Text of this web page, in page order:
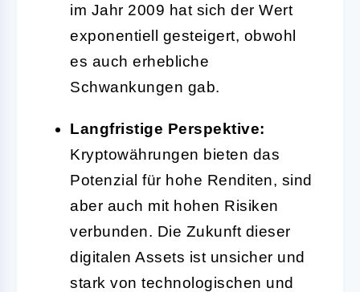
im Jahr 2009 hat sich der Wert
exponentiell gesteigert, obwohl
es auch erhebliche
Schwankungen gab.
Langfristige Perspektive:
Kryptowährungen bieten das
Potenzial für hohe Renditen, sind
aber auch mit hohen Risiken
verbunden. Die Zukunft dieser
digitalen Assets ist unsicher und
stark von technologischen und